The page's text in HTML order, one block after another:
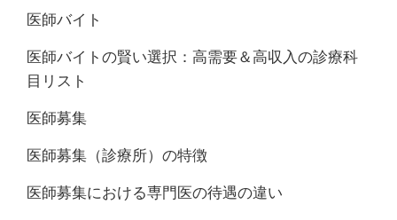
医師バイト
医師バイトの賢い選択：高需要＆高収入の診療科
目リスト
医師募集
医師募集（診療所）の特徴
医師募集における専門医の待遇の違い